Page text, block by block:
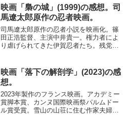
の名演が見どころ。山崎努の狂気の演技
はすごいの一言。それから...
映画「梟の城」(1999)の感想。司
馬遼太郎原作の忍者映画。
司馬遼太郎原作の忍者小説を映画化。篠
田正浩監督、主演中井貴一。権力者によ
り虐げられてきた伊賀忍者たち。残党の
家臣となっており、重蔵は対決を余儀な
くされる。先ず、映像に美...
映画「落下の解剖学」(2023)の感
想。
2023年製作のフランス映画。アカデミー
賞脚本賞、カンヌ国際映画祭パルムドー
ル賞受賞。雪山の山荘に住む作家夫婦と